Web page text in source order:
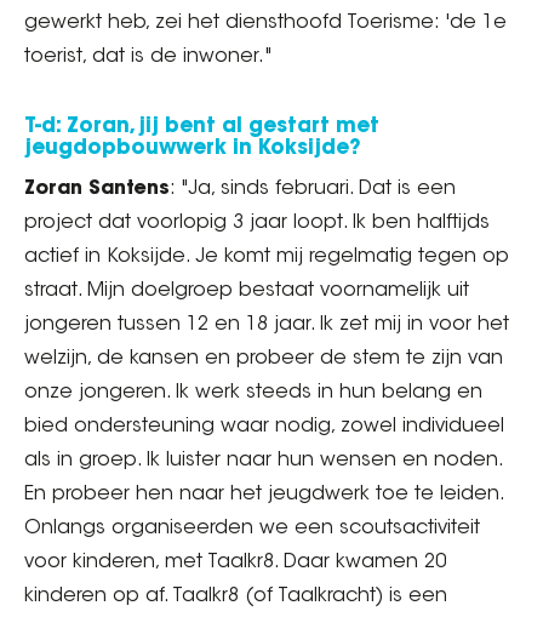
gewerkt heb, zei het diensthoofd Toerisme: 'de 1e
toerist, dat is de inwoner."
T-d: Zoran, jij bent al gestart met
jeugdopbouwwerk in Koksijde?
Zoran Santens: "Ja, sinds februari. Dat is een
project dat voorlopig 3 jaar loopt. Ik ben halftijds
actief in Koksijde. Je komt mij regelmatig tegen op
straat. Mijn doelgroep bestaat voornamelijk uit
jongeren tussen 12 en 18 jaar. Ik zet mij in voor het
welzijn, de kansen en probeer de stem te zijn van
onze jongeren. Ik werk steeds in hun belang en
bied ondersteuning waar nodig, zowel individueel
als in groep. Ik luister naar hun wensen en noden.
En probeer hen naar het jeugdwerk toe te leiden.
Onlangs organiseerden we een scoutsactiviteit
voor kinderen, met Taalkr8. Daar kwamen 20
kinderen op af. Taalkr8 (of Taalkracht) is een